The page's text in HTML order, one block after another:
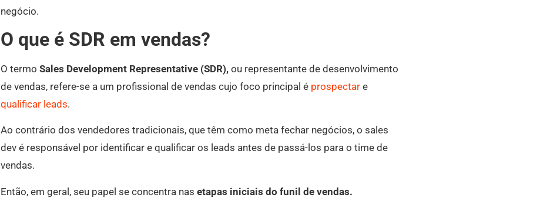
negócio.
O que é SDR em vendas?
O termo Sales Development Representative (SDR), ou representante de desenvolvimento
de vendas, refere-se a um profissional de vendas cujo foco principal é prospectare
qualificar leads.
Ao contrário dos vendedores tradicionais, que têm como meta fechar negócios, o sales
dev é responsável por identificar e qualificar os leads antes de passá-los para o time de
vendas.
Então, em geral, seu papel se concentra nas etapas iniciais do funil de vendas.